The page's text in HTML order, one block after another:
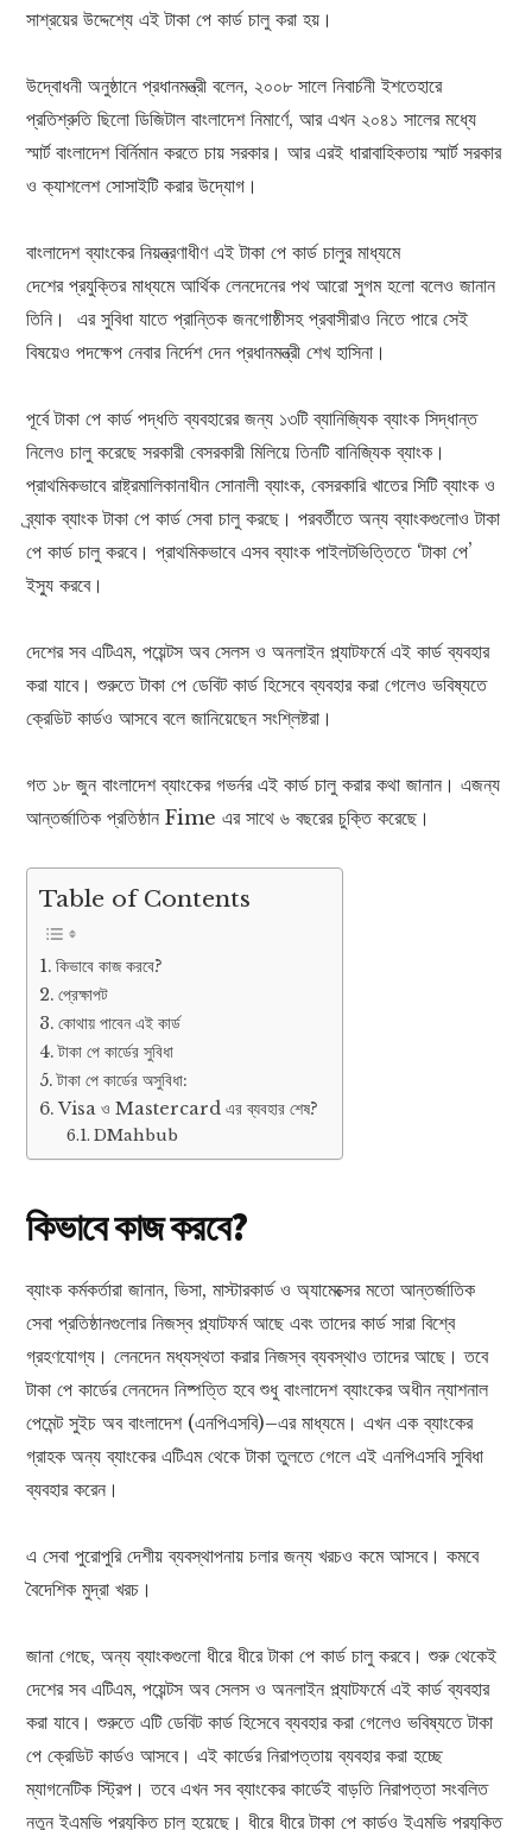
সাশ্রয়ের উদ্দেশ্যে এই টাকা পে কার্ড চালু করা হয়।
উদ্বোধনী অনুষ্ঠানে প্রধানমন্ত্রী বলেন, ২০০৮ সালে নিবার্চনী ইশতেহারে
প্রতিশ্রুতি ছিলো ডিজিটাল বাংলাদেশ নিমার্ণে, আর এখন ২০৪১ সালের মধ্যে
স্মার্ট বাংলাদেশ বির্নিমান করতে চায় সরকার। আর এরই ধারাবাহিকতায় স্মার্ট সরকার
ও ক্যাশলেশ সোসাইটি করার উদ্যোগ।
বাংলাদেশ ব্যাংকের নিয়ন্ত্রণাধীণ এই টাকা পে কার্ড চালুর মাধ্যমে
দেশের প্রযুক্তির মাধ্যমে আর্থিক লেনদেনের পথ আরো সুগম হলো বলেও জানান
তিনি। এর সুবিধা যাতে প্রান্তিক জনগোষ্ঠীসহ প্রবাসীরাও নিতে পারে সেই
বিষয়েও পদক্ষেপ নেবার নির্দেশ দেন প্রধানমন্ত্রী শেখ হাসিনা।
পূর্বে টাকা পে কার্ড পদ্ধতি ব্যবহারের জন্য ১৩টি ব্যানিজ্যিক ব্যাংক সিদ্ধান্ত
নিলেও চালু করেছে সরকারী বেসরকারী মিলিয়ে তিনটি বানিজ্যিক ব্যাংক।
প্রাথমিকভাবে রাষ্ট্রমালিকানাধীন সোনালী ব্যাংক, বেসরকারি খাতের সিটি ব্যাংক ও
ব্র্যাক ব্যাংক টাকা পে কার্ড সেবা চালু করছে। পরবর্তীতে অন্য ব্যাংকগুলোও টাকা
পে কার্ড চালু করবে। প্রাথমিকভাবে এসব ব্যাংক পাইলটভিত্তিতে ‘টাকা পে’
ইস্যু করবে।
দেশের সব এটিএম, পয়েন্টস অব সেলস ও অনলাইন প্ল্যাটফর্মে এই কার্ড ব্যবহার
করা যাবে। শুরুতে টাকা পে ডেবিট কার্ড হিসেবে ব্যবহার করা গেলেও ভবিষ্যতে
ক্রেডিট কার্ডও আসবে বলে জানিয়েছেন সংশ্লিষ্টরা।
গত ১৮ জুন বাংলাদেশ ব্যাংকের গভর্নর এই কার্ড চালু করার কথা জানান। এজন্য
আন্তর্জাতিক প্রতিষ্ঠান Fime এর সাথে ৬ বছরের চুক্তি করেছে।
Table of Contents
কিভাবে কাজ করবে?
প্রেক্ষাপট
কোথায় পাবেন এই কার্ড
টাকা পে কার্ডের সুবিধা
টাকা পে কার্ডের অসুবিধা:
Visa ও Mastercard এর ব্যবহার শেষ?
DMahbub
কিভাবে কাজ করবে?
ব্যাংক কর্মকর্তারা জানান, ভিসা, মাস্টারকার্ড ও অ্যামেক্সের মতো আন্তর্জাতিক
সেবা প্রতিষ্ঠানগুলোর নিজস্ব প্ল্যাটফর্ম আছে এবং তাদের কার্ড সারা বিশ্বে
গ্রহণযোগ্য। লেনদেন মধ্যস্থতা করার নিজস্ব ব্যবস্থাও তাদের আছে। তবে
টাকা পে কার্ডের লেনদেন নিষ্পত্তি হবে শুধু বাংলাদেশ ব্যাংকের অধীন ন্যাশনাল
পেমেন্ট সুইচ অব বাংলাদেশ (এনপিএসবি)–এর মাধ্যমে। এখন এক ব্যাংকের
গ্রাহক অন্য ব্যাংকের এটিএম থেকে টাকা তুলতে গেলে এই এনপিএসবি সুবিধা
ব্যবহার করেন।
এ সেবা পুরোপুরি দেশীয় ব্যবস্থাপনায় চলার জন্য খরচও কমে আসবে। কমবে
বৈদেশিক মুদ্রা খরচ।
জানা গেছে, অন্য ব্যাংকগুলো ধীরে ধীরে টাকা পে কার্ড চালু করবে। শুরু থেকেই
দেশের সব এটিএম, পয়েন্টস অব সেলস ও অনলাইন প্ল্যাটফর্মে এই কার্ড ব্যবহার
করা যাবে। শুরুতে এটি ডেবিট কার্ড হিসেবে ব্যবহার করা গেলেও ভবিষ্যতে টাকা
পে ক্রেডিট কার্ডও আসবে। এই কার্ডের নিরাপত্তায় ব্যবহার করা হচ্ছে
ম্যাগনেটিক স্ট্রিপ। তবে এখন সব ব্যাংকের কার্ডেই বাড়তি নিরাপত্তা সংবলিত
নতুন ইএমভি প্রযুক্তি চালু হয়েছে। ধীরে ধীরে টাকা পে কার্ডও ইএমভি প্রযুক্তি